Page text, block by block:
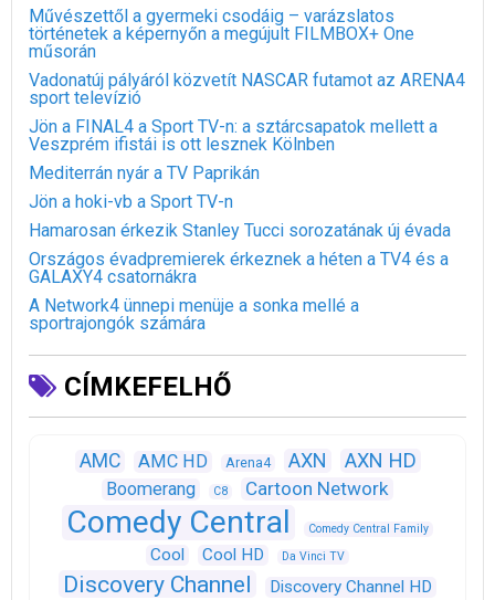
Művészettől a gyermeki csodáig – varázslatos
történetek a képernyőn a megújult FILMBOX+ One
műsorán
Vadonatúj pályáról közvetít NASCAR futamot az ARENA4
sport televízió
Jön a FINAL4 a Sport TV-n: a sztárcsapatok mellett a
Veszprém ifistái is ott lesznek Kölnben
Mediterrán nyár a TV Paprikán
Jön a hoki-vb a Sport TV-n
Hamarosan érkezik Stanley Tucci sorozatának új évada
Országos évadpremierek érkeznek a héten a TV4 és a
GALAXY4 csatornákra
A Network4 ünnepi menüje a sonka mellé a
sportrajongók számára
CÍMKEFELHŐ
AMC AMC HD Arena4 AXN AXN HD
Boomerang C8 Cartoon Network
Comedy Central Comedy Central Family
Cool Cool HD Da Vinci TV
Discovery Channel Discovery Channel HD